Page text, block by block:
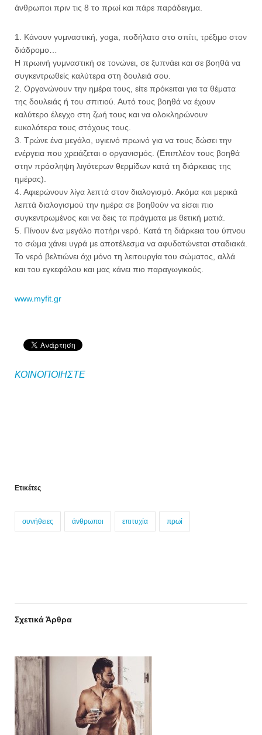
άνθρωποι πριν τις 8 το πρωί και πάρε παράδειγμα.
1. Κάνουν γυμναστική, yoga, ποδήλατο στο σπίτι, τρέξιμο στον
διάδρομο…
Η πρωινή γυμναστική σε τονώνει, σε ξυπνάει και σε βοηθά να
συγκεντρωθείς καλύτερα στη δουλειά σου.
2. Οργανώνουν την ημέρα τους, είτε πρόκειται για τα θέματα
της δουλειάς ή του σπιτιού. Αυτό τους βοηθά να έχουν
καλύτερο έλεγχο στη ζωή τους και να ολοκληρώνουν
ευκολότερα τους στόχους τους.
3. Τρώνε ένα μεγάλο, υγιεινό πρωινό για να τους δώσει την
ενέργεια που χρειάζεται ο οργανισμός. (Επιπλέον τους βοηθά
στην πρόσληψη λιγότερων θερμίδων κατά τη διάρκειας της
ημέρας).
4. Αφιερώνουν λίγα λεπτά στον διαλογισμό. Ακόμα και μερικά
λεπτά διαλογισμού την ημέρα σε βοηθούν να είσαι πιο
συγκεντρωμένος και να δεις τα πράγματα με θετική ματιά.
5. Πίνουν ένα μεγάλο ποτήρι νερό. Κατά τη διάρκεια του ύπνου
το σώμα χάνει υγρά με αποτέλεσμα να αφυδατώνεται σταδιακά.
Το νερό βελτιώνει όχι μόνο τη λειτουργία του σώματος, αλλά
και του εγκεφάλου και μας κάνει πιο παραγωγικούς.
www.myfit.gr
ΚΟΙΝΟΠΟΙΗΣΤΕ
Ετικέτες
συνήθειες άνθρωποι επιτυχία πρωί
Σχετικά Άρθρα